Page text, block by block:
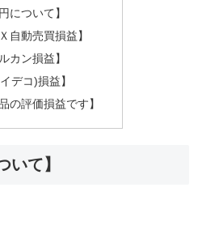
について】
自動売買損益】
カン損益】
デコ)損益】
の評価損益です】
いて】